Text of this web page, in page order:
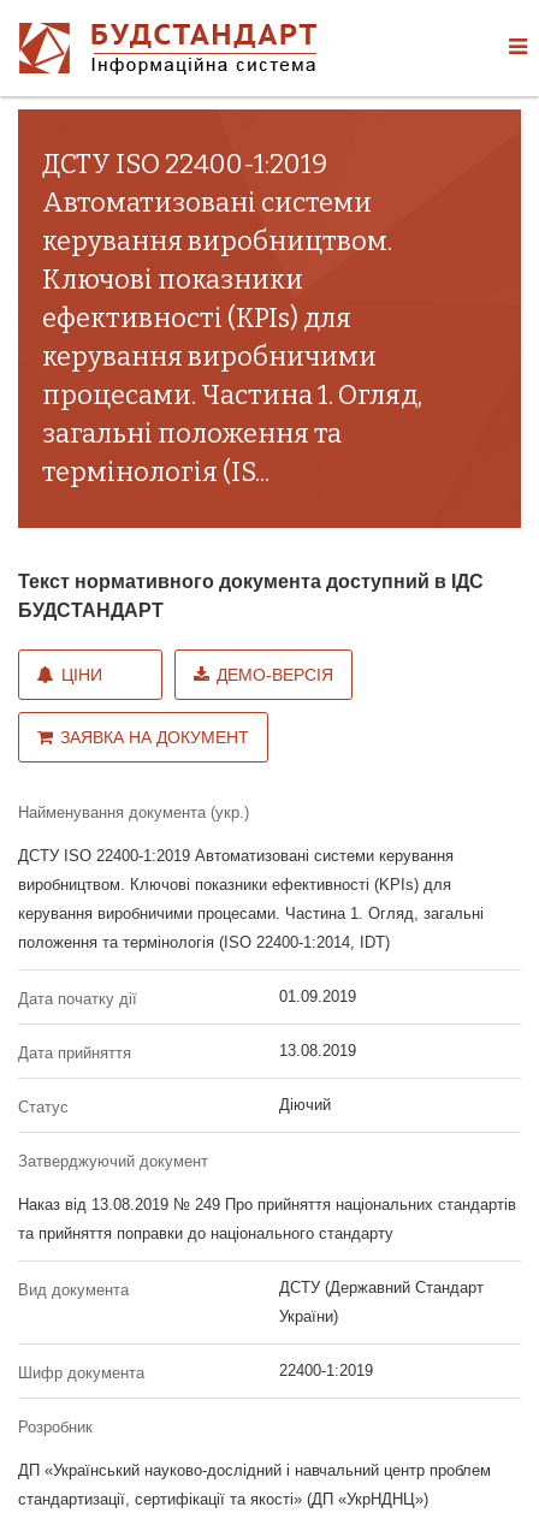
ДСТУ ISO 22400-1:2019
Автоматизовані системи
керування виробництвом.
Ключові показники
ефективності (KPIs) для
керування виробничими
процесами. Частина 1. Огляд,
загальні положення та
термінологія (IS...
Текст нормативного документа доступний в ІДС
БУДСТАНДАРТ
ЦІНИ ДЕМО-ВЕРСІЯ
ЗАЯВКА НА ДОКУМЕНТ
Найменування документа (укр.)
ДСТУ ISO 22400-1:2019 Автоматизовані системи керування
виробництвом. Ключові показники ефективності (KPIs) для
керування виробничими процесами. Частина 1. Огляд, загальні
положення та термінологія (ISO 22400-1:2014, IDT)
Дата початку дії 01.09.2019
Дата прийняття 13.08.2019
Статус Діючий
Затверджуючий документ
Наказ від 13.08.2019 № 249 Про прийняття національних стандартів
та прийняття поправки до національного стандарту
Вид документа
ДСТУ (Державний Стандарт
України)
Шифр документа 22400-1:2019
Розробник
ДП «Український науково-дослідний і навчальний центр проблем
стандартизації, сертифікації та якості» (ДП «УкрНДНЦ»)